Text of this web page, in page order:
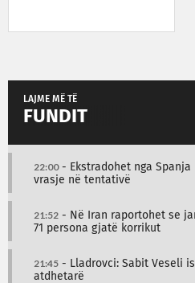
LAJME MË TË
FUNDIT
22:00- Ekstradohet nga Spanja
vrasje në tentativë
21:52 - Në Iran raportohet se
71 persona gjatë korrikut
21:45 - Lladrovci: Sabit Veseli
atdhetarë